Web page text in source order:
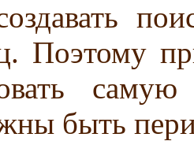
Поэтому
быть